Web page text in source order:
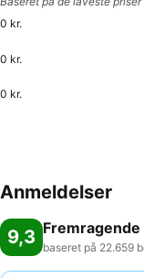
0 kr.
0 kr.
0 kr.
Anmeldelser
9,3 Fremragende
baseret på 22.659